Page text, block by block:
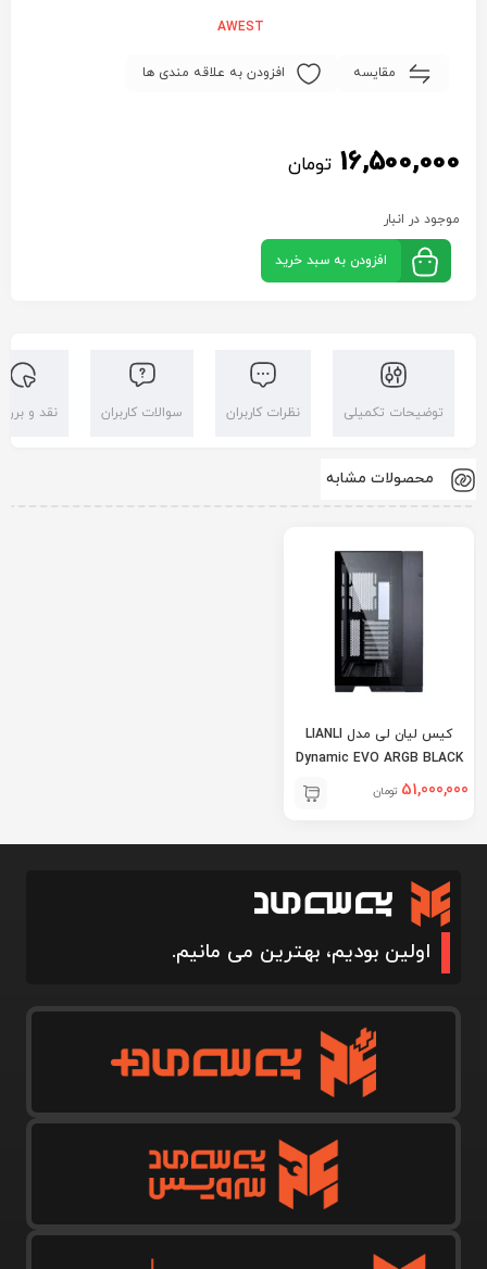
AWEST
مقایسه افزودن به علاقه مندی ها
16,500,000 تومان
موجود در انبار
افزودن به سبد خرید
توضیحات تکمیلی نظرات کاربران سوالات کاربران نقد و
محصولات مشابه
کیس لیان لی مدل LIANLI
Dynamic EVO ARGB BLACK
51,000,000 تومان
اولین بودیم، بهترین می مانیم.